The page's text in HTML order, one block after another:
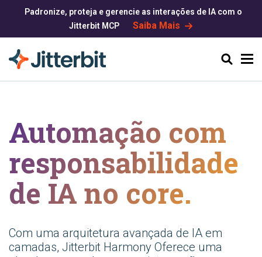
Pesquisar
Padronize, proteja e gerencie as interações de IA com o
Jitterbit MCP
Saiba Mais
Automação com
responsabilidade
de IA no core.
Com uma arquitetura avançada de IA em
camadas, Jitterbit Harmony Oferece uma